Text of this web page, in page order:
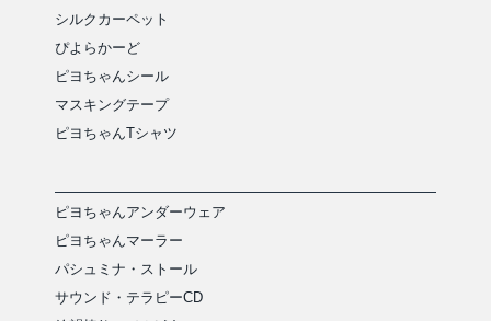
シルクカーペット
ぴよらかーど
ピヨちゃんシール
マスキングテープ
ピヨちゃんTシャツ
ピヨちゃんアンダーウェア
ピヨちゃんマーラー
パシュミナ・ストール
サウンド・テラピーCD